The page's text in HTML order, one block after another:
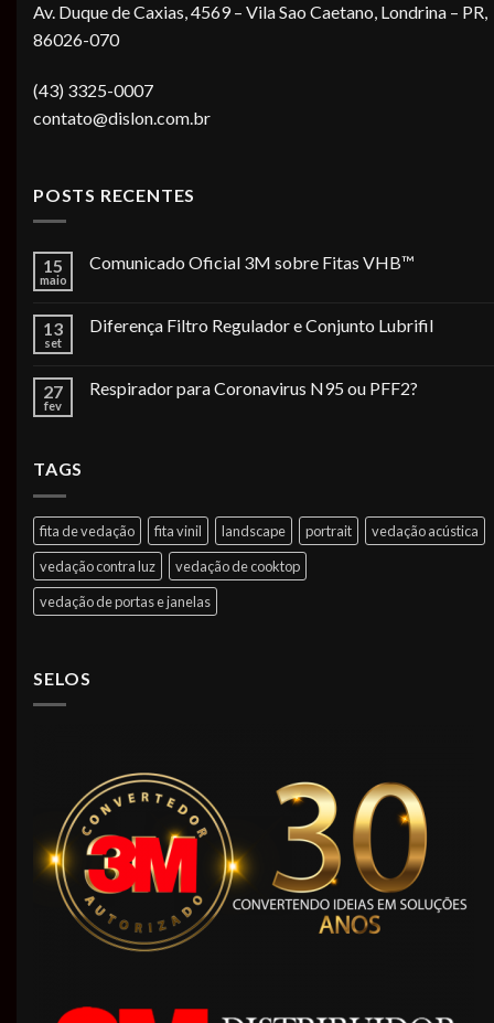
Av. Duque de Caxias, 4569 – Vila Sao Caetano, Londrina – PR,
86026-070
(43) 3325-0007
contato@dislon.com.br
POSTS RECENTES
15
maio
Comunicado Oficial 3M sobre Fitas VHB™
13
set
Diferença Filtro Regulador e Conjunto Lubrifil
27
fev
Respirador para Coronavirus N95 ou PFF2?
TAGS
fita de vedação fita vinil landscape portrait
vedação acústica
vedação contra luz
vedação de cooktop
vedação de portas e janelas
SELOS